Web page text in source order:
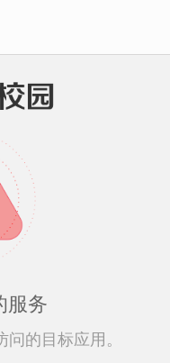
服务
的目标应用。